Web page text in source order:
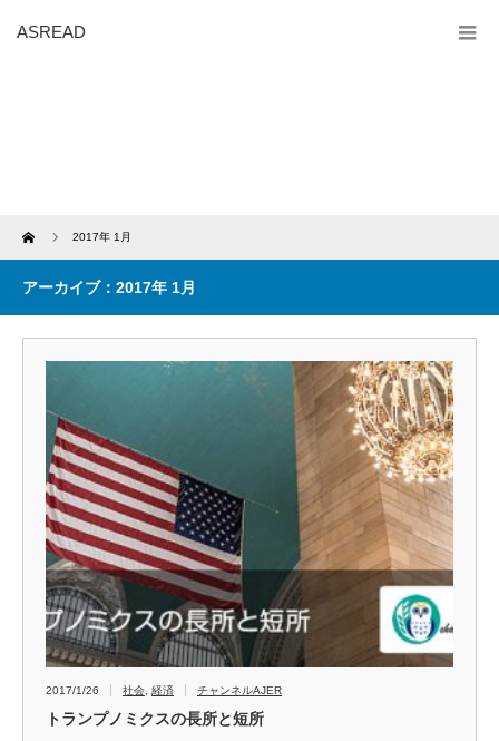
ASREAD
Home 2017年 1月
アーカイブ：2017年 1月
2017/1/26 社会 経済 チャンネルAJER
トランプノミクスの長所と短所